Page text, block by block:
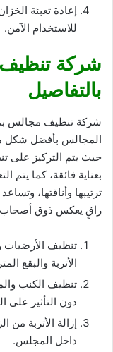
إعادة تعبئة
للاستخدام الآمن.
شركة
بالتفاصيل
شركة تنظيف مجالس
المجالس بأفضل شكل
حيث يتم التركيز على
بعناية فائقة، كما
ترتيبها وأناقتها،
راقٍ يعكس ذوق أصحاب
تنظيف الأرضيات
الأتربة والبقع
تنظيف الكنب
دون التأثير على
إزالة الأتربة من
داخل المجلس.